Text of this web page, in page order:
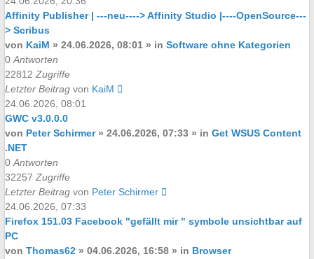
Affinity Publisher | ---neu----> Affinity Studio |----OpenSource---
> Scribus
von KaiM » 24.06.2026, 08:01 » in Software ohne Kategorien
0 Antworten
22812 Zugriffe
Letzter Beitrag von KaiM
24.06.2026, 08:01
GWC v3.0.0.0
von Peter Schirmer» 24.06.2026, 07:33» in Get WSUS Content
.NET
0 Antworten
32257 Zugriffe
Letzter Beitrag von Peter Schirmer
24.06.2026, 07:33
Firefox 151.03 Facebook "gefällt mir " symbole unsichtbar auf
PC
von Thomas62» 04.06.2026, 16:58» in Browser